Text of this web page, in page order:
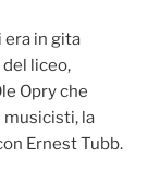
era in gita
liceo,
Opry che
musicisti, la
Ernest Tubb.